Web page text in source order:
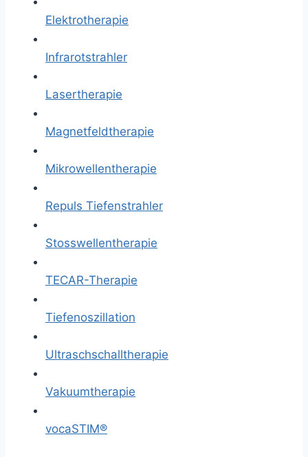
Elektrotherapie
Infrarotstrahler
Lasertherapie
Magnetfeldtherapie
Mikrowellentherapie
Repuls Tiefenstrahler
Stosswellentherapie
TECAR-Therapie
Tiefenoszillation
Ultraschschalltherapie
Vakuumtherapie
vocaSTIM®